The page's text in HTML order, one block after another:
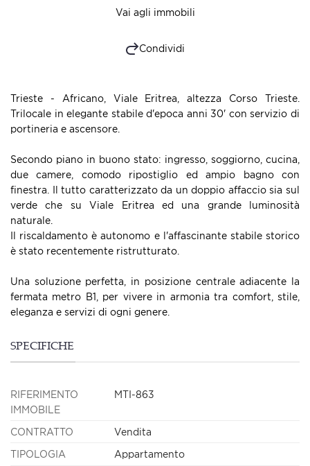
Vai agli immobili
Condividi
Trieste - Africano, Viale Eritrea, altezza Corso Trieste.
Trilocale in elegante stabile d'epoca anni 30' con servizio di
portineria e ascensore.
Secondo piano in buono stato: ingresso, soggiorno, cucina,
due camere, comodo ripostiglio ed ampio bagno con
finestra. Il tutto caratterizzato da un doppio affaccio sia sul
verde che su Viale Eritrea ed una grande luminosità
naturale.
Il riscaldamento è autonomo e l'affascinante stabile storico
è stato recentemente ristrutturato.
Una soluzione perfetta, in posizione centrale adiacente la
fermata metro B1, per vivere in armonia tra comfort, stile,
eleganza e servizi di ogni genere.
SPECIFICHE
RIFERIMENTO
IMMOBILE
MTI-863
CONTRATTO Vendita
TIPOLOGIA Appartamento